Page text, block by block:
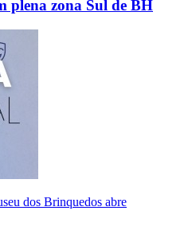
plena zona Sul de BH
dos Brinquedos abre